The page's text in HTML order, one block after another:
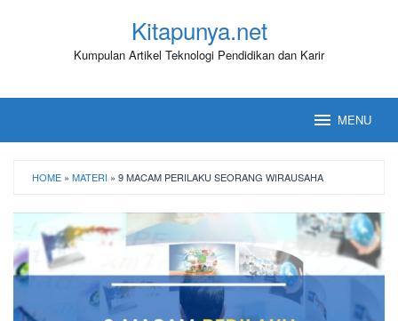
Kitapunya.net
Kumpulan Artikel Teknologi Pendidikan dan Karir
MENU
HOME » MATERI » 9 MACAM PERILAKU SEORANG WIRAUSAHA